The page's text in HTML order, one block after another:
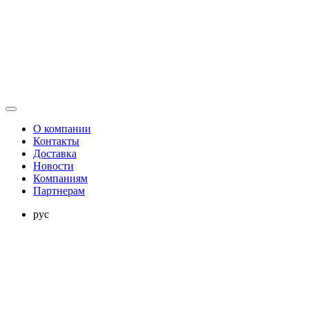
О компании
Контакты
Доставка
Новости
Компаниям
Партнерам
рус